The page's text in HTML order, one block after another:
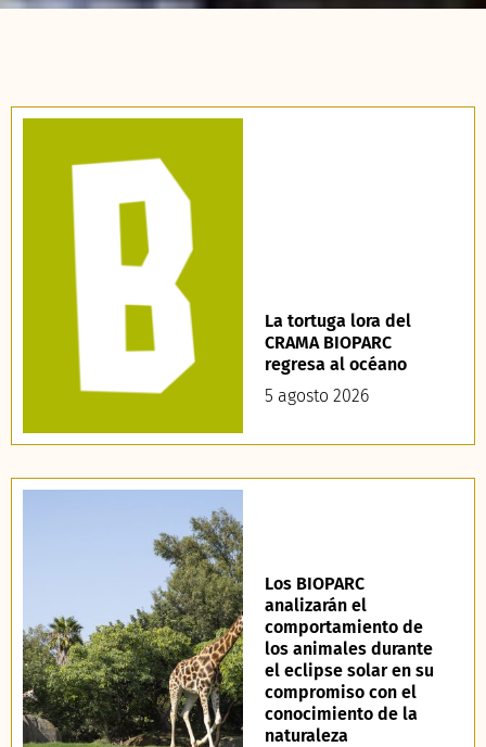
La tortuga lora del
CRAMA BIOPARC
regresa al océano
5 agosto 2026
Los BIOPARC
analizarán el
comportamiento de
los animales durante
el eclipse solar en su
compromiso con el
conocimiento de la
naturaleza